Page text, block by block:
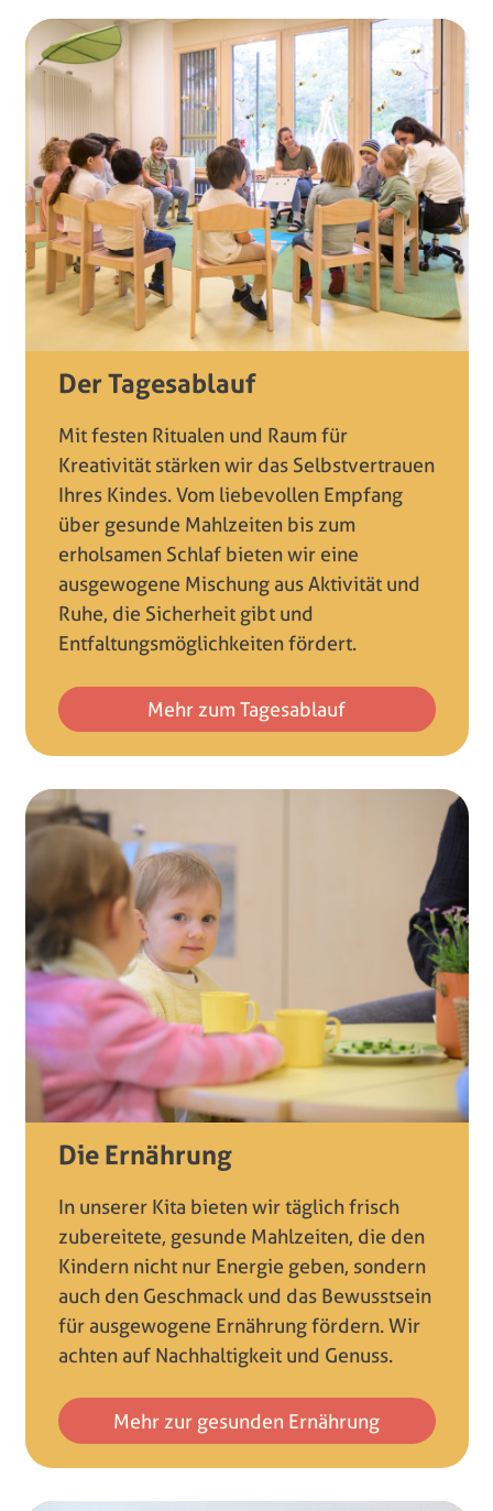
Der Tagesablauf
Mit festen Ritualen und Raum für
Kreativität stärken wir das Selbstvertrauen
Ihres Kindes. Vom liebevollen Empfang
über gesunde Mahlzeiten bis zum
erholsamen Schlaf bieten wir eine
ausgewogene Mischung aus Aktivität und
Ruhe, die Sicherheit gibt und
Entfaltungsmöglichkeiten fördert.
Mehr zum Tagesablauf
Die Ernährung
In unserer Kita bieten wir täglich frisch
zubereitete, gesunde Mahlzeiten, die den
Kindern nicht nur Energie geben, sondern
auch den Geschmack und das Bewusstsein
für ausgewogene Ernährung fördern. Wir
achten auf Nachhaltigkeit und Genuss.
Mehr zur gesunden Ernährung